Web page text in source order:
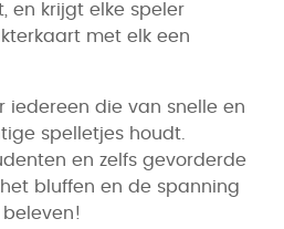
en krijgt elke speler
met elk een
iedereen die van snelle en
spelletjes houdt.
en zelfs gevorderde
bluffen en de spanning
beleven!